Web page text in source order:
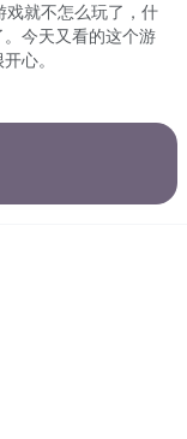
就不怎么玩了，什
今天又看的这个游
心。